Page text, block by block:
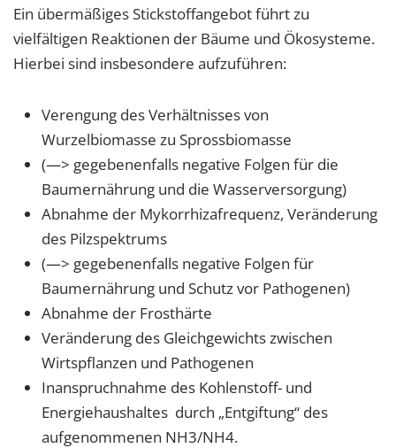
Ein übermäßiges Stickstoffangebot führt zu
vielfältigen Reaktionen der Bäume und Ökosysteme.
Hierbei sind insbesondere aufzuführen:
Verengung des Verhältnisses von
Wurzelbiomasse zu Sprossbiomasse
(—> gegebenenfalls negative Folgen für die
Baumernährung und die Wasserversorgung)
Abnahme der Mykorrhizafrequenz, Veränderung
des Pilzspektrums
(—> gegebenenfalls negative Folgen für
Baumernährung und Schutz vor Pathogenen)
Abnahme der Frosthärte
Veränderung des Gleichgewichts zwischen
Wirtspflanzen und Pathogenen
Inanspruchnahme des Kohlenstoff- und
Energiehaushaltes durch „Entgiftung“ des
aufgenommenen NH3/NH4.